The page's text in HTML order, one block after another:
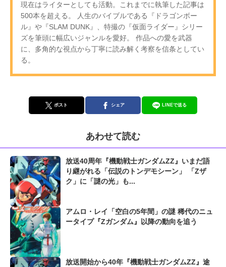
現在はライターとしても活動。これまでに執筆した記事は
500本を超える。 人生のバイブルである『ドラゴンボー
ル』や『SLAM DUNK』、特撮の『仮面ライダー』シリー
ズを筆頭に幅広いジャンルを愛好。 作品への愛を武器
に、多角的な視点から丁寧に読み解く考察を信条としてい
る。
ポスト シェア LINEで送る
あわせて読む
放送40周年『機動戦士ガンダムZZ』いまだ語
り継がれる「伝説のトンデモシーン」 「Zザ
ク」に「謎の光」も...
アムロ・レイ「空白の5年間」の謎 稀代のニュ
ータイプ『Zガンダム』以降の動向を追う
放送開始から40年『機動戦士ガンダムZZ』途